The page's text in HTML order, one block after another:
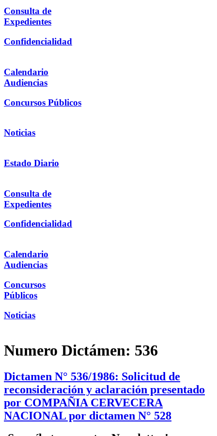
Consulta de
Expedientes
Confidencialidad
Calendario
Audiencias
Concursos Públicos
Noticias
Estado Diario
Consulta de
Expedientes
Confidencialidad
Calendario
Audiencias
Concursos
Públicos
Noticias
Numero Dictámen: 536
Dictamen N° 536/1986: Solicitud de
reconsideración y aclaración presentado
por COMPAÑIA CERVECERA
NACIONAL por dictamen N° 528